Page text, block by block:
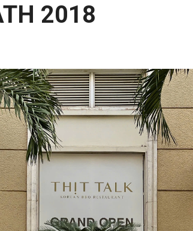
2018